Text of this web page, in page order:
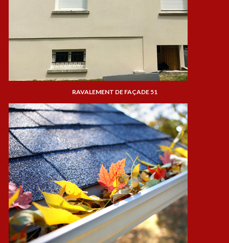
RAVALEMENT DE FAÇADE 51